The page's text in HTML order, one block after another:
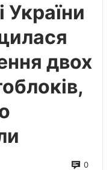
України
двох
0